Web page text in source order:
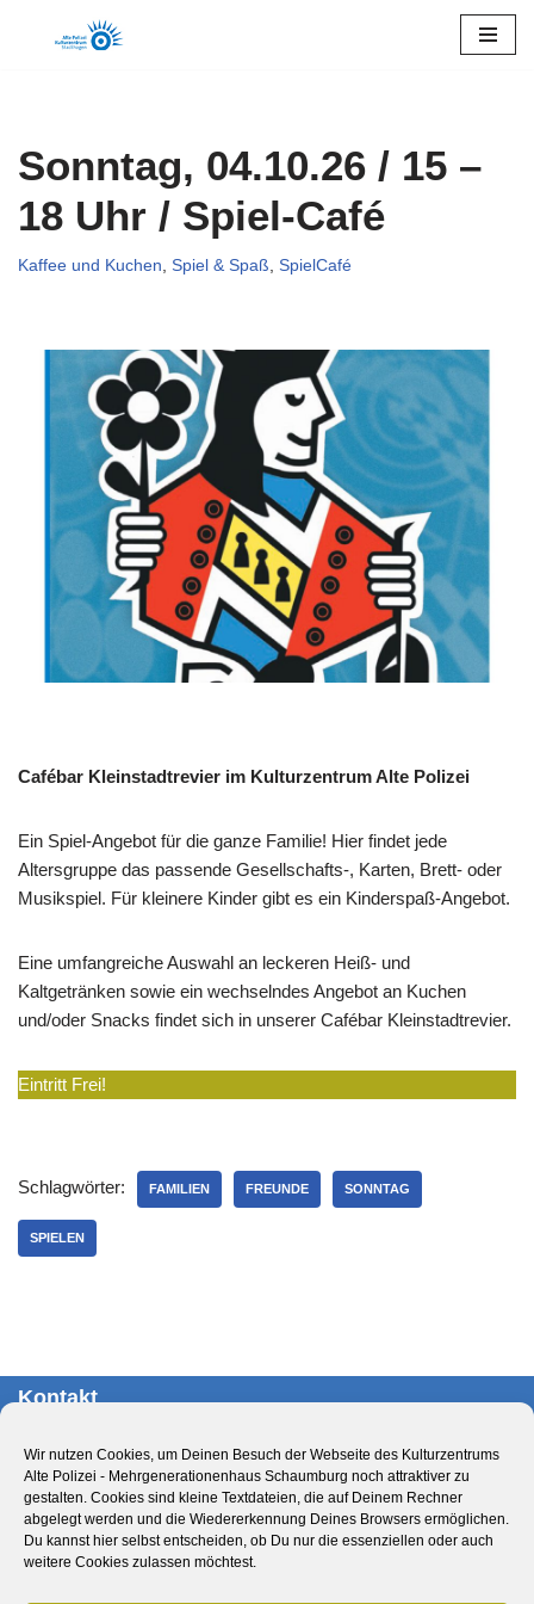
Wir nutzen Cookies, um Deinen Besuch der Webseite des Kulturzentrums
Alte Polizei - Mehrgenerationenhaus Schaumburg noch attraktiver zu
gestalten. Cookies sind kleine Textdateien, die auf Deinem Rechner
abgelegt werden und die Wiedererkennung Deines Browsers ermöglichen.
Du kannst hier selbst entscheiden, ob Du nur die essenziellen oder auch
weitere Cookies zulassen möchtest.
Sonntag, 04.10.26 / 15 –
18 Uhr / Spiel-Café
Kaffee und Kuchen, Spiel & Spaß, SpielCafé
Cafébar Kleinstadtrevier im Kulturzentrum Alte Polizei
Ein Spiel-Angebot für die ganze Familie! Hier findet jede
Altersgruppe das passende Gesellschafts-, Karten, Brett- oder
Musikspiel. Für kleinere Kinder gibt es ein Kinderspaß-Angebot.
Eine umfangreiche Auswahl an leckeren Heiß- und
Kaltgetränken sowie ein wechselndes Angebot an Kuchen
und/oder Snacks findet sich in unserer Cafébar Kleinstadtrevier.
Eintritt Frei!
Schlagwörter: FAMILIEN FREUNDE SONNTAG
SPIELEN
Kontakt
Schaumburg
Obernstr. 29
31655 Stadthagen
Deutschland